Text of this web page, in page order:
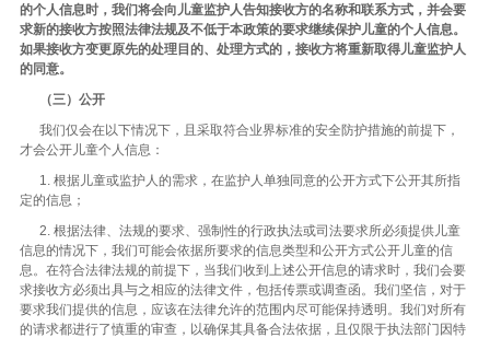
的个人信息时，我们将会向儿童监护人告知接收方的名称和联系方式，并会要
求新的接收方按照法律法规及不低于本政策的要求继续保护儿童的个人信息。
如果接收方变更原先的处理目的、处理方式的，接收方将重新取得儿童监护人
的同意。
（三）公开
我们仅会在以下情况下，且采取符合业界标准的安全防护措施的前提下，
才会公开儿童个人信息：
1. 根据儿童或监护人的需求，在监护人单独同意的公开方式下公开其所指
定的信息；
2. 根据法律、法规的要求、强制性的行政执法或司法要求所必须提供儿童
信息的情况下，我们可能会依据所要求的信息类型和公开方式公开儿童的信
息。在符合法律法规的前提下，当我们收到上述公开信息的请求时，我们会要
求接收方必须出具与之相应的法律文件，包括传票或调查函。我们坚信，对于
要求我们提供的信息，应该在法律允许的范围内尽可能保持透明。我们对所有
的请求都进行了慎重的审查，以确保其具备合法依据，且仅限于执法部门因特